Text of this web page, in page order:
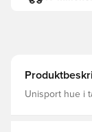
Unisport hue i